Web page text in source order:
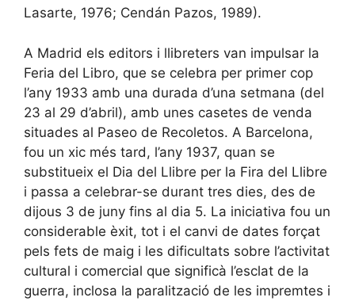
Lasarte, 1976; Cendán Pazos, 1989).
A Madrid els editors i llibreters van impulsar la
Feria del Libro, que se celebra per primer cop
l’any 1933 amb una durada d’una setmana (del
23 al 29 d’abril), amb unes casetes de venda
situades al Paseo de Recoletos. A Barcelona,
fou un xic més tard, l’any 1937, quan se
substitueix el Dia del Llibre per la Fira del Llibre
i passa a celebrar-se durant tres dies, des de
dijous 3 de juny fins al dia 5. La iniciativa fou un
considerable èxit, tot i el canvi de dates forçat
pels fets de maig i les dificultats sobre l’activitat
cultural i comercial que significà l’esclat de la
guerra, inclosa la paralització de les impremtes i